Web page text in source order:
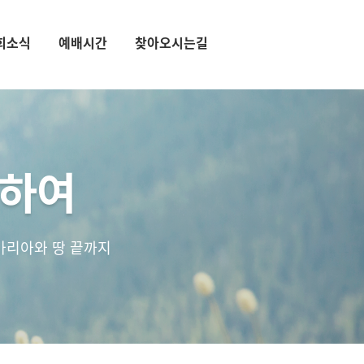
소식 예배시간 찾아오시는길
여
아와 땅 끝까지